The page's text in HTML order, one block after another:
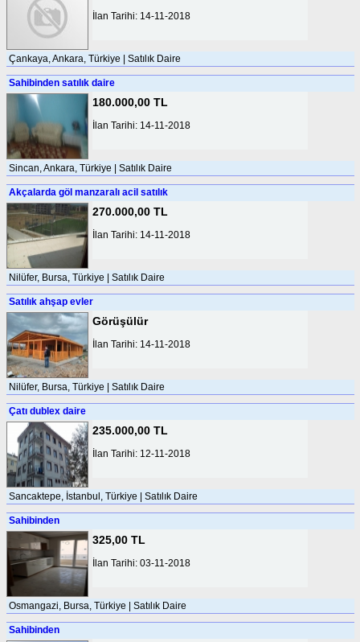
İlan Tarihi: 14-11-2018
Çankaya, Ankara, Türkiye | Satılık Daire
Sahibinden satılık daire
180.000,00 TL
İlan Tarihi: 14-11-2018
Sincan, Ankara, Türkiye | Satılık Daire
Akçalarda göl manzaralı acil satılık
270.000,00 TL
İlan Tarihi: 14-11-2018
Nilüfer, Bursa, Türkiye | Satılık Daire
Satılık ahşap evler
Görüşülür
İlan Tarihi: 14-11-2018
Nilüfer, Bursa, Türkiye | Satılık Daire
Çatı dublex daire
235.000,00 TL
İlan Tarihi: 12-11-2018
Sancaktepe, İstanbul, Türkiye | Satılık Daire
Sahibinden
325,00 TL
İlan Tarihi: 03-11-2018
Osmangazi, Bursa, Türkiye | Satılık Daire
Sahibinden